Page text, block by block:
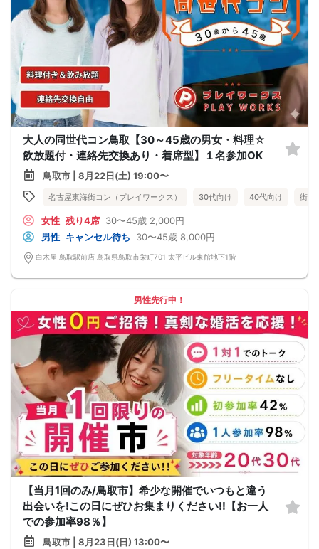
大人の同世代コン鳥取【30～45歳の男女・料理☆
飲放題付・連絡先交換あり・着席型】１名参加OK
鳥取市 | 8月22日(土) 19:00〜
名古屋東海街コン（プレイワークス） 30代向け 40代向け 街コ
女性 残り4席 30〜45歳 2,000円
男性 キャンセル待ち 30〜45歳 8,000円
白木屋 鳥取駅前店 鳥取県鳥取市栄町701 太平ビル東館地下1階
男性先行中！
【当月1回のみ/鳥取市】希少な開催でいつもと違う
出会いを!この日にぜひお集まりください!!【お一人
での参加率98％】
鳥取市 | 8月23日(日) 13:00〜